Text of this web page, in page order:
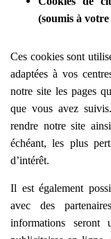
(soumis à
Ces cookies sont
adaptées à vos
notre site les pages
que vous avez
rendre notre site
échéant, les plus
d’intérêt.
Il est également
avec des
informations seront